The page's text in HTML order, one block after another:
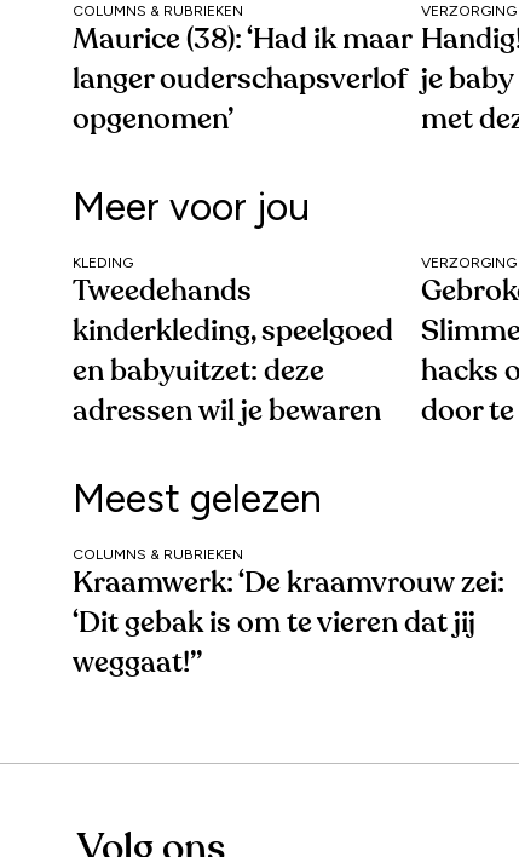
COLUMNS & RUBRIEKEN
Maurice (38): ‘Had ik maar
langer ouderschapsverlof
opgenomen’
VERZORGING
je
met
Meer voor jou
KLEDING
Tweedehands
kinderkleding, speelgoed
en babyuitzet: deze
adressen wil je bewaren
VERZORGING
hacks
door
Meest gelezen
COLUMNS & RUBRIEKEN
Kraamwerk: ‘De kraamvrouw zei:
‘Dit gebak is om te vieren dat jij
weggaat!’’
Volg ons